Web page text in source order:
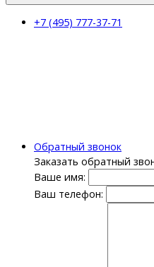
+7 (495) 777-37-71
Обратный звонок
Заказать обратный
Ваше имя:
Ваш телефон: